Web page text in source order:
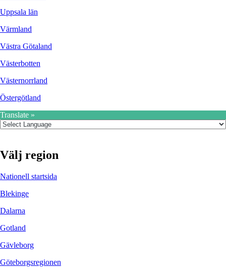
Uppsala län
Värmland
Västra Götaland
Västerbotten
Västernorrland
Östergötland
Translate »
Välj region
Nationell startsida
Blekinge
Dalarna
Gotland
Gävleborg
Göteborgsregionen